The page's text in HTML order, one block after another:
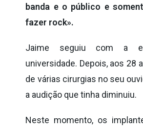
banda e o público e
fazer rock».
Jaime seguiu com a
universidade. Depois, aos 28
de várias cirurgias no seu
a audição que tinha diminuiu.
Neste momento, os